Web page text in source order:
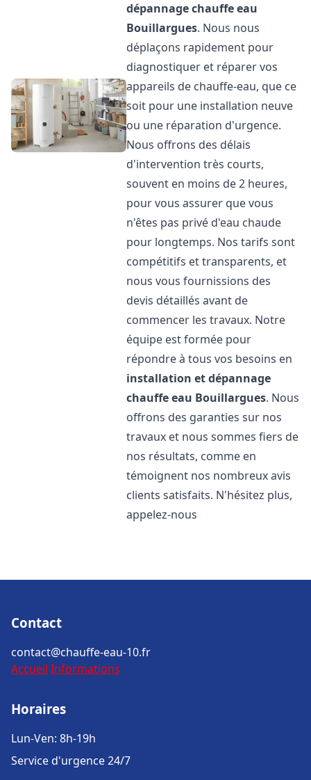
dépannage chauffe eau
Bouillargues. Nous nous
déplaçons rapidement pour
diagnostiquer et réparer vos
appareils de chauffe-eau, que ce
soit pour une installation neuve
ou une réparation d'urgence.
Nous offrons des délais
d'intervention très courts,
souvent en moins de 2 heures,
pour vous assurer que vous
n'êtes pas privé d'eau chaude
pour longtemps. Nos tarifs sont
compétitifs et transparents, et
nous vous fournissions des
devis détaillés avant de
commencer les travaux. Notre
équipe est formée pour
répondre à tous vos besoins en
installation et dépannage
chauffe eau Bouillargues. Nous
offrons des garanties sur nos
travaux et nous sommes fiers de
nos résultats, comme en
témoignent nos nombreux avis
clients satisfaits. N'hésitez plus,
appelez-nous
Contact
contact@chauffe-eau-10.fr
Accueil Informations
Horaires
Lun-Ven: 8h-19h
Service d'urgence 24/7